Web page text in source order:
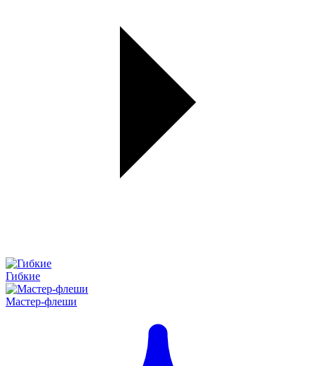
Гибкие
Мастер-флеши